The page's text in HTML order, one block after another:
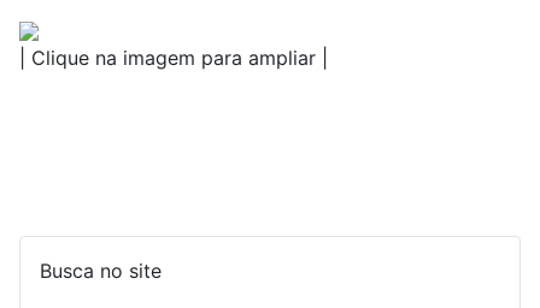
| Clique na imagem para ampliar |
Busca no site